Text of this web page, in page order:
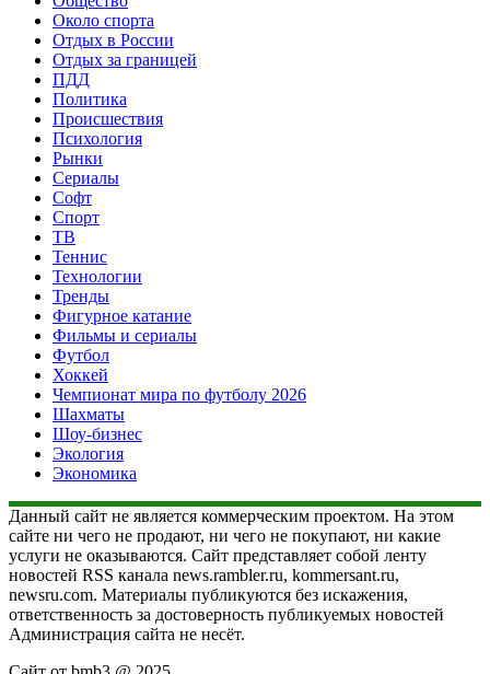
Около спорта
Отдых в России
Отдых за границей
ПДД
Политика
Происшествия
Психология
Рынки
Сериалы
Софт
Спорт
ТВ
Теннис
Технологии
Тренды
Фигурное катание
Фильмы и сериалы
Футбол
Хоккей
Чемпионат мира по футболу 2026
Шахматы
Шоу-бизнес
Экология
Экономика
Данный сайт не является коммерческим проектом. На этом
сайте ни чего не продают, ни чего не покупают, ни какие
услуги не оказываются. Сайт представляет собой ленту
новостей RSS канала news.rambler.ru, kommersant.ru,
newsru.com. Материалы публикуются без искажения,
ответственность за достоверность публикуемых новостей
Администрация сайта не несёт.